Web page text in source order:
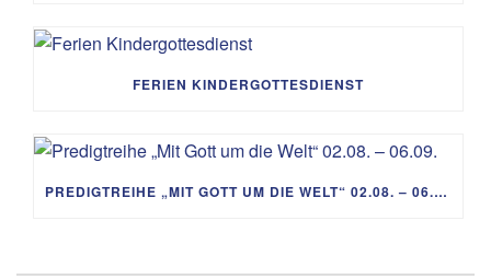
FERIEN KINDERGOTTESDIENST
PREDIGTREIHE „MIT GOTT UM DIE WELT“ 02.08. – 06.09.